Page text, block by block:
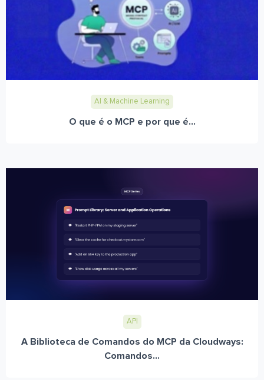
AI & Machine Learning
O que é o MCP e por que é...
API
A Biblioteca de Comandos do MCP da Cloudways:
Comandos...